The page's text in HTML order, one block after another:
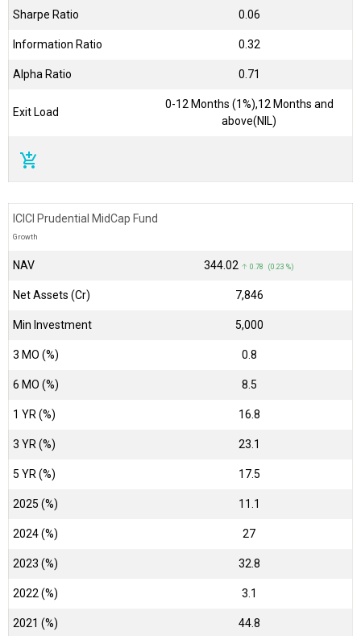
Sharpe Ratio 0.06
Information Ratio 0.32
Alpha Ratio 0.71
Exit Load
0-12 Months (1%),12 Months and
above(NIL)
add_shopping_cart
ICICI Prudential MidCap Fund
Growth
NAV ₹344.02 ↑ 0.78 (0.23 %)
Net Assets (Cr) ₹7,846
Min Investment 5,000
3 MO (%) 0.8
6 MO (%) 8.5
1 YR (%) 16.8
3 YR (%) 23.1
5 YR (%) 17.5
2025 (%) 11.1
2024 (%) 27
2023 (%) 32.8
2022 (%) 3.1
2021 (%) 44.8